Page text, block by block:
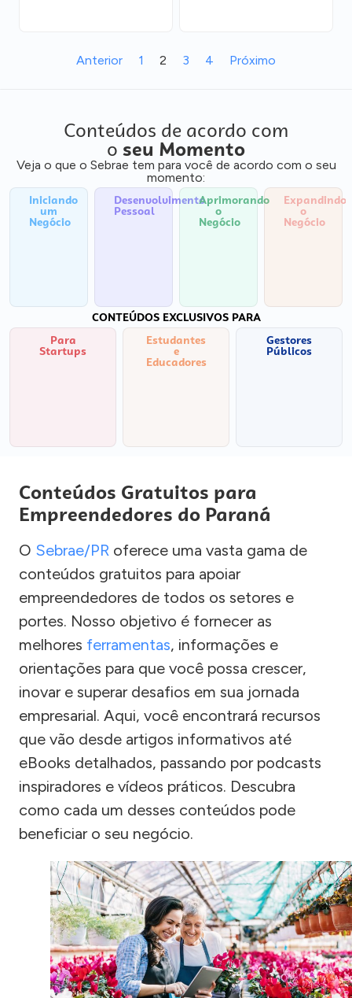
Anterior 1 2 3 4 Próximo
Conteúdos de acordo com
o seu Momento
Veja o que o Sebrae tem para você de acordo com o seu
momento:
Iniciando
um
Negócio
Desenvolvimento
Pessoal
Aprimorando
o
Negócio
Expandindo
o
Negócio
CONTEÚDOS EXCLUSIVOS PARA
Para
Startups
Estudantes
e
Educadores
Gestores
Públicos
Conteúdos Gratuitos para
Empreendedores do Paraná
O Sebrae/PR oferece uma vasta gama de
conteúdos gratuitos para apoiar
empreendedores de todos os setores e
portes. Nosso objetivo é fornecer as
melhores ferramentas, informações e
orientações para que você possa crescer,
inovar e superar desafios em sua jornada
empresarial. Aqui, você encontrará recursos
que vão desde artigos informativos até
eBooks detalhados, passando por podcasts
inspiradores e vídeos práticos. Descubra
como cada um desses conteúdos pode
beneficiar o seu negócio.